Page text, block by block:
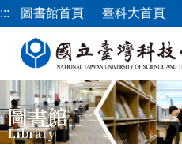
跳
到
內
容
區
::: 圖書館首頁 臺科大首頁
圖書館
Library